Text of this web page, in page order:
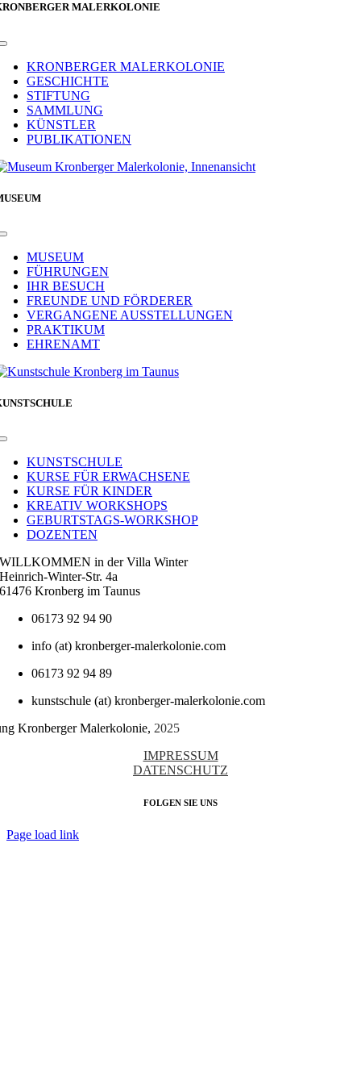
MALERKOLONIE
Toggle
NavigationKRONBERGER MALERKOLONIE
GESCHICHTE
STIFTUNG
SAMMLUNG
KÜNSTLER
PUBLIKATIONEN
Toggle
NavigationMUSEUM
FÜHRUNGEN
IHR BESUCH
FREUNDE UND FÖRDERER
VERGANGENE AUSSTELLUNGEN
PRAKTIKUM
EHRENAMT
Toggle
NavigationKUNSTSCHULE
KURSE FÜR ERWACHSENE
KURSE FÜR KINDER
KREATIV WORKSHOPS
GEBURTSTAGS-WORKSHOP
DOZENTEN
WILLKOMMEN in der Villa Winter
Heinrich-Winter-Str. 4a
61476 Kronberg im Taunus
06173 92 94 90
info (at) kronberger-malerkolonie.com
06173 92 94 89
kunstschule (at) kronberger-malerkolonie.com
Kronberger Malerkolonie, 2025
IMPRESSUM
DATENSCHUTZ
FOLGEN SIE UNS
Page load link